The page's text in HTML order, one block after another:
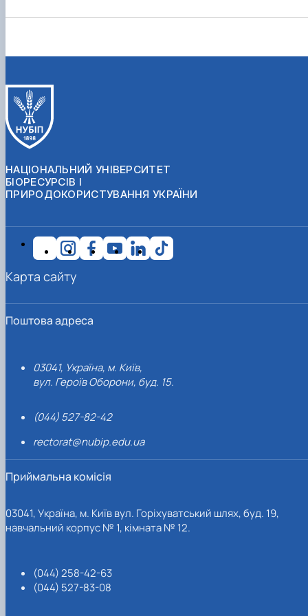
НАЦІОНАЛЬНИЙ УНІВЕРСИТЕТ
БІОРЕСУРСІВ І
ПРИРОДОКОРИСТУВАННЯ УКРАЇНИ
Поштова адреса
03041, Україна, м. Київ,
вул. Героїв Оборони, буд. 15.
(044) 527-82-42
rectorat@nubip.edu.ua
Приймальна комісія
03041, Україна, м. Київ вул. Горіхуватський шлях, буд. 19,
навчальний корпус № 1, кімната № 12.
(044) 258-42-63
(044) 527-83-08
Карта сайту